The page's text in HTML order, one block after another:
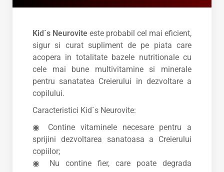
Kid`s Neurovite este probabil cel mai eficient,
sigur si curat supliment de pe piata care
acopera in totalitate bazele nutritionale cu
cele mai bune multivitamine si minerale
pentru sanatatea Creierului in dezvoltare a
copilului.
Caracteristici Kid`s Neurovite:
◉ Contine vitaminele necesare pentru a
sprijini dezvoltarea sanatoasa a Creierului
copiilor;
◉ Nu contine fier, care poate degrada